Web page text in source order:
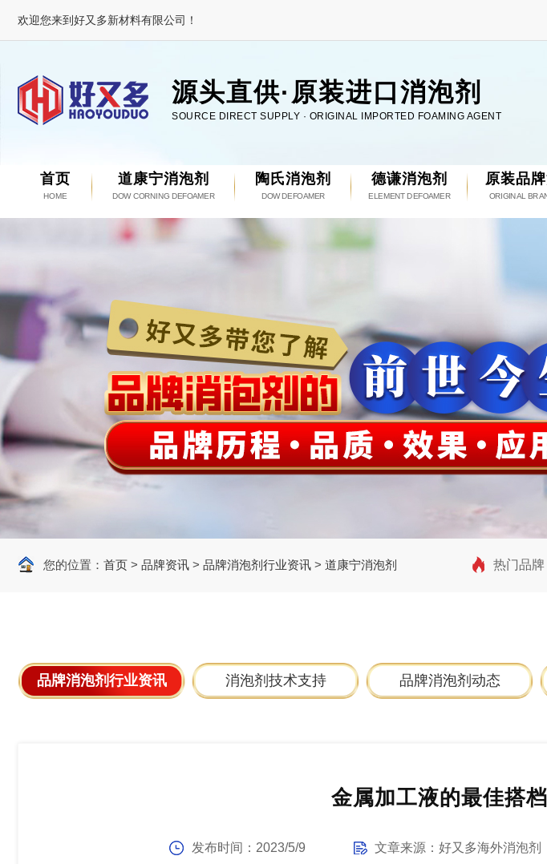
欢迎您来到好又多新材料有限公司！
源头直供·原装进口消泡剂
SOURCE DIRECT SUPPLY · ORIGINAL IMPORTED FOAMING AGENT
首页
HOME
道康宁消泡剂
DOW CORNING DEFOAMER
陶氏消泡剂
DOW DEFOAMER
德谦消泡剂
ELEMENT DEFOAMER
原装品
ORIGINAL
您的位置： 首页 > 品牌资讯 > 品牌消泡剂行业资讯 > 道康宁消泡剂 热门品牌
品牌消泡剂行业资讯 消泡剂技术支持 品牌消泡剂动态
金属加工液的最佳搭
发布时间： 2023/5/9 文章来源： 好又多海外消泡剂